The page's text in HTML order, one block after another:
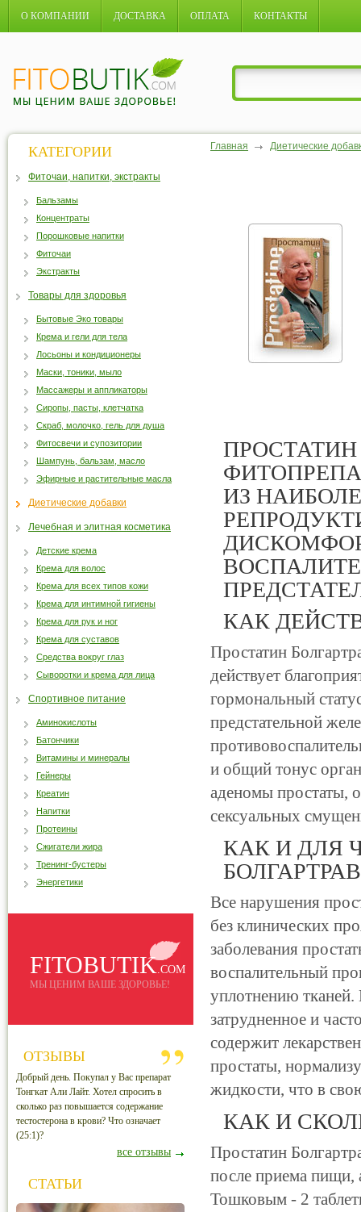
О КОМПАНИИ ДОСТАВКА ОПЛАТА КОНТАКТЫ
Главная Диетические
ПРОСТАТИН
ИЗ
КАК
Простатин
действует
гормональный
предстательной
и общий тонус
аденомы простаты,
сексуальных
КАК И ДЛЯ
Все нарушения
без клинических
заболевания
воспалительный
уплотнению тканей.
затрудненное и
содержит
простаты,
жидкости, что в
КАК И
Простатин
после приема пищи,
Тошковым - 2
КАТЕГОРИИ
Фиточаи, напитки, экстракты
Бальзамы
Концентраты
Порошковые напитки
Фиточаи
Экстракты
Товары для здоровья
Бытовые Эко товары
Крема и гели для тела
Лосьоны и кондиционеры
Маски, тоники, мыло
Массажеры и аппликаторы
Сиропы, пасты, клетчатка
Скраб, молочко, гель для душа
Фитосвечи и супозитории
Шампунь, бальзам, масло
Эфирные и растительные масла
Диетические добавки
Лечебная и элитная косметика
Детские крема
Крема для волос
Крема для всех типов кожи
Крема для интимной гигиены
Крема для рук и ног
Крема для суставов
Средства вокруг глаз
Сыворотки и крема для лица
Спортивное питание
Аминокислоты
Батончики
Витамины и минералы
Гейнеры
Креатин
Напитки
Протеины
Сжигатели жира
Тренинг-бустеры
Энергетики
FITOBUTIK.COM
МЫ ЦЕНИМ ВАШЕ ЗДОРОВЬЕ!
ОТЗЫВЫ
Добрый день. Покупал у Вас препарат
Тонгкат Али Лайт. Хотел спросить в
сколько раз повышается содержание
тестостерона в крови? Что означает
(25:1)?
все отзывы
СТАТЬИ